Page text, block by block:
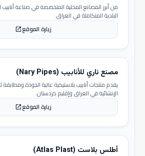
من أبرز المصانع المحلية المتخصصة في صناعة أنابيب
البلدية المتكاملة في العراق.
زيارة الموقعopen_in_new
مصنع ناري للأنابيب (Nary Pipes)
يقدم منتجات أنابيب بلاستيكية عالية الجودة ومطابقة
الإنشائية في العراق وإقليم كردستان.
زيارة الموقعopen_in_new
أطلس بلاست (Atlas Plast)